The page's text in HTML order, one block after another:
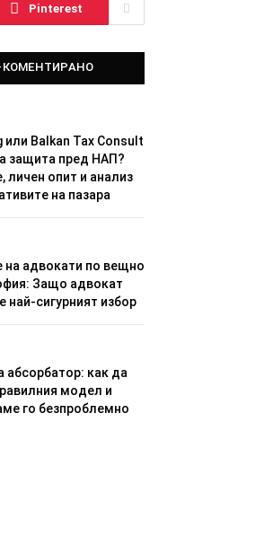
Pinterest
КОМЕНТИРАНО
или Balkan Tax Consult
защита пред НАП?
личен опит и анализ
на пазара
на адвокати по вещно
Защо адвокат
най-сигурният избор
абсорбатор: как да
модел и
го безпроблемно